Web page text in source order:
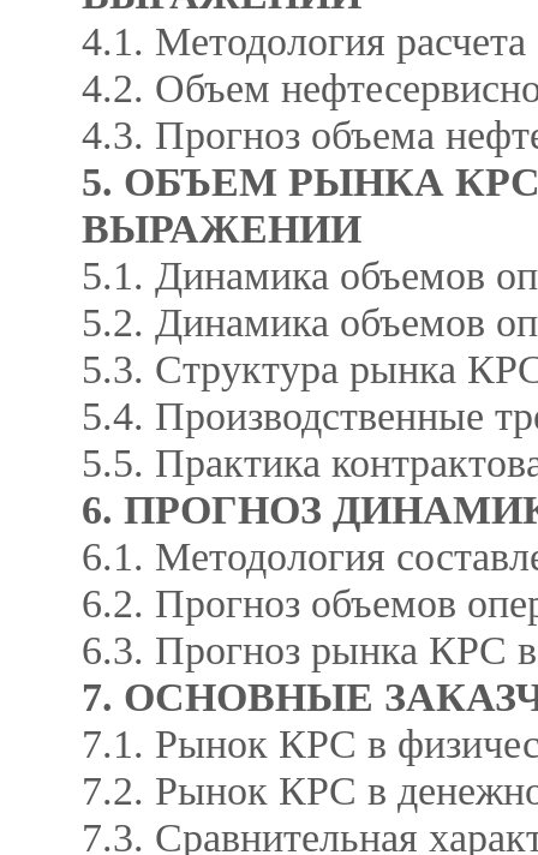
4.1. Методология
4.2. Объем
4.3. Прогноз объема
5. ОБЪЕМ РЫНКА
ВЫРАЖЕНИИ
5.1. Динамика объемов
5.2. Динамика объемов
5.3. Структура рынка
5.4. Производственные
5.5. Практика
6. ПРОГНОЗ
6.1. Методология
6.2. Прогноз объемов
6.3. Прогноз рынка КРС
7. ОСНОВНЫЕ
7.1. Рынок КРС в
7.2. Рынок КРС в
7.3. Сравнительная